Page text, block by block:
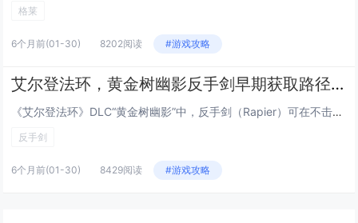
格莱
6个月前(01-30) 8202阅读 #游戏攻略
艾尔登法环，黄金树幽影反手剑早期获取路径，无需击败Boss，10分钟跑图拿到DLC强力武器
《艾尔登法环》DLC“黄金树幽影”中，反手剑（Rapier）可在不击败任何Boss的前提下，通过约10分钟的高效跑图流程...
反手剑
6个月前(01-30) 8429阅读 #游戏攻略